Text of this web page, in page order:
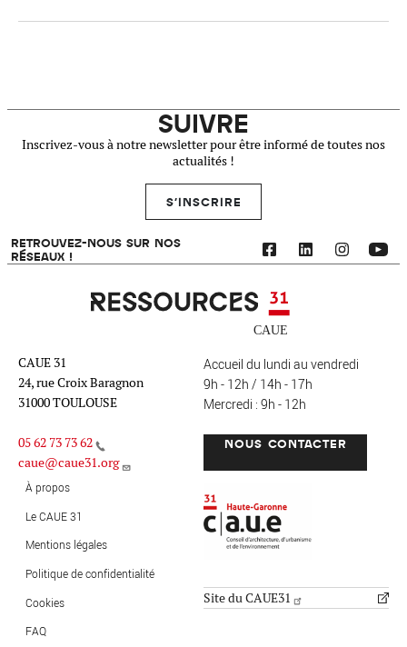
SUIVRE
Inscrivez-vous à notre newsletter pour être informé de toutes nos
actualités !
S'INSCRIRE
RETROUVEZ-NOUS SUR NOS
RÉSEAUX !
Ressources 31
CAUE 31
24, rue Croix Baragnon
31000 TOULOUSE
05 62 73 73 62
caue@caue31.org
Accueil du lundi au vendredi
9h - 12h / 14h - 17h
Mercredi : 9h - 12h
NOUS CONTACTER
MENU PIED DE PAGE
À propos
Le CAUE 31
Mentions légales
Politique de confidentialité
Cookies
FAQ
Site du CAUE31